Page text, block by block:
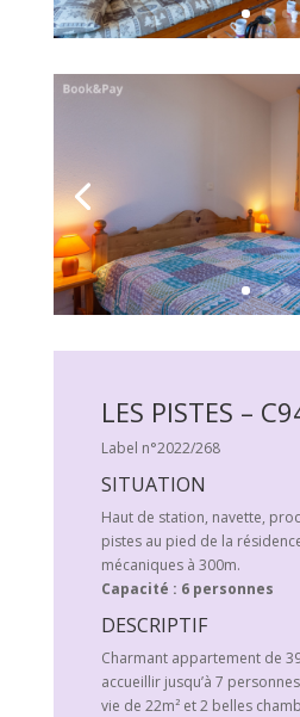
LES PISTES –
Label n°2022/268
SITUATION
Haut de station, navette,
pistes au pied de la
mécaniques à 300m.
Capacité : 6 personnes
DESCRIPTIF
Charmant appartement de
accueillir jusqu’à 7
vie de 22m² et 2 belles